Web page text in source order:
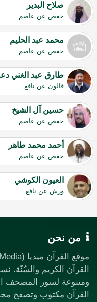
صلاح البدير
حفص عن عاصم
محمد عبد الحليم
حفص عن عاصم
طارق عبد الغني
قالون عن نافع
حسين آل الشيخ
حفص عن عاصم
أحمد محمد طاهر
حفص عن عاصم
العيون الكوشي
ورش عن نافع
من نحن
القرآن الكريم والسُنّة.
ومتنوعة لسور المصحف
القرآن مكتوب وتصفح